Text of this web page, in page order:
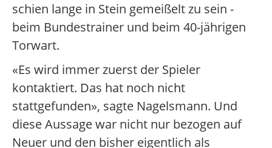
schien lange in Stein gemeißelt zu sein -
beim Bundestrainer und beim 40-jährigen
Torwart.
«Es wird immer zuerst der Spieler
kontaktiert. Das hat noch nicht
stattgefunden», sagte Nagelsmann. Und
diese Aussage war nicht nur bezogen auf
Neuer und den bisher eigentlich als